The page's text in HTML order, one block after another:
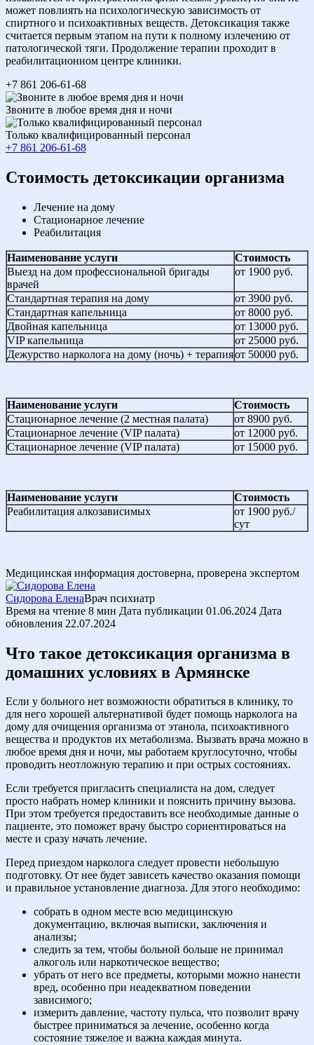
может повлиять на психологическую зависимость от
спиртного и психоактивных веществ. Детоксикация также
считается первым этапом на пути к полному излечению от
патологической тяги. Продолжение терапии проходит в
реабилитационном центре клиники.
+7 861 206-61-68
Звоните в любое время дня и ночи
Только квалифицированный персонал
+7 861 206-61-68
Cтоимость детоксикации организма
Лечение на дому
Стационарное лечение
Реабилитация
Наименование услуги
Стоимость
Выезд на дом профессиональной бригады
врачей
от 1900 руб.
Стандартная терапия на дому
от 3900 руб.
Стандартная капельница
от 8000 руб.
Двойная капельница
от 13000 руб.
VIP капельница
от 25000 руб.
Дежурство нарколога на дому (ночь) + терапияот 50000 руб.
Наименование услуги
Стоимость
Стационарное лечение (2 местная палата)
от 8900 руб.
Стационарное лечение (VIP палата)
от 12000 руб.
Стационарное лечение (VIP палата)
от 15000 руб.
Наименование услуги
Стоимость
Реабилитация алкозависимых
от 1900 руб./
сут
Медицинская информация достоверна, проверена экспертом
Сидорова ЕленаВрач психиатр
Время на чтение 8 мин Дата публикации 01.06.2024 Дата
обновления 22.07.2024
Что такое детоксикация организма в
домашних условиях в Армянске
Если у больного нет возможности обратиться в клинику, то
для него хорошей альтернативой будет помощь нарколога на
дому для очищения организма от этанола, психоактивного
вещества и продуктов их метаболизма. Вызвать врача можно в
любое время дня и ночи, мы работаем круглосуточно, чтобы
проводить неотложную терапию и при острых состояниях.
Если требуется пригласить специалиста на дом, следует
просто набрать номер клиники и пояснить причину вызова.
При этом требуется предоставить все необходимые данные о
пациенте, это поможет врачу быстро сориентироваться на
месте и сразу начать лечение.
Перед приездом нарколога следует провести небольшую
подготовку. От нее будет зависеть качество оказания помощи
и правильное установление диагноза. Для этого необходимо:
собрать в одном месте всю медицинскую
документацию, включая выписки, заключения и
анализы;
следить за тем, чтобы больной больше не принимал
алкоголь или наркотическое вещество;
убрать от него все предметы, которыми можно нанести
вред, особенно при неадекватном поведении
зависимого;
измерить давление, частоту пульса, что позволит врачу
быстрее приниматься за лечение, особенно когда
состояние тяжелое и важна каждая минута.